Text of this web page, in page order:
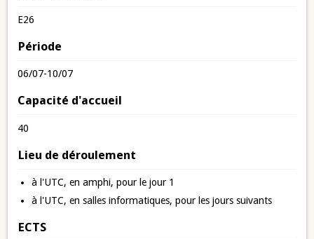
E26
Période
06/07-10/07
Capacité d'accueil
40
Lieu de déroulement
à l'UTC, en amphi, pour le jour 1
à l'UTC, en salles informatiques, pour les jours suivants
ECTS